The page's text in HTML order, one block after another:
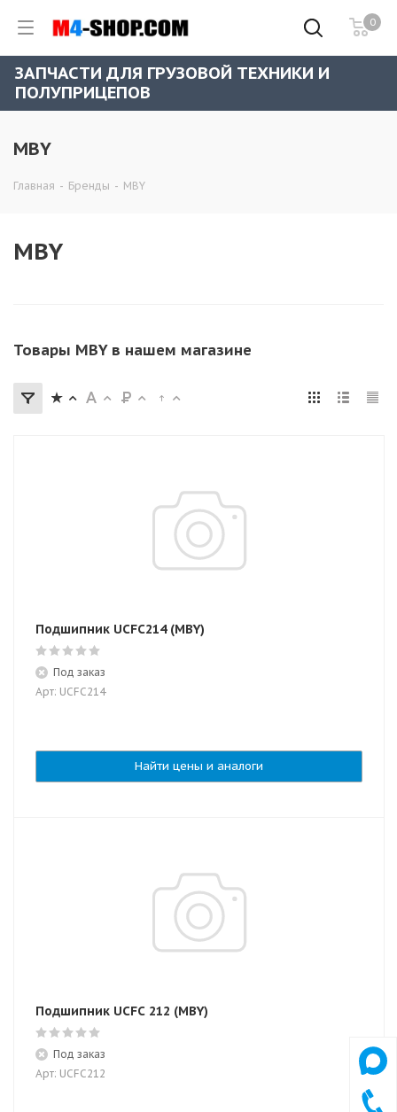
0
ЗАПЧАСТИ ДЛЯ ГРУЗОВОЙ ТЕХНИКИ И
ПОЛУПРИЦЕПОВ
MBY
Главная - Бренды - MBY
MBY
Товары MBY в нашем магазине
Подшипник UCFC214 (MBY)
Под заказ
Арт: UCFC214
Найти цены и аналоги
Подшипник UCFC 212 (MBY)
Под заказ
Арт: UCFC212